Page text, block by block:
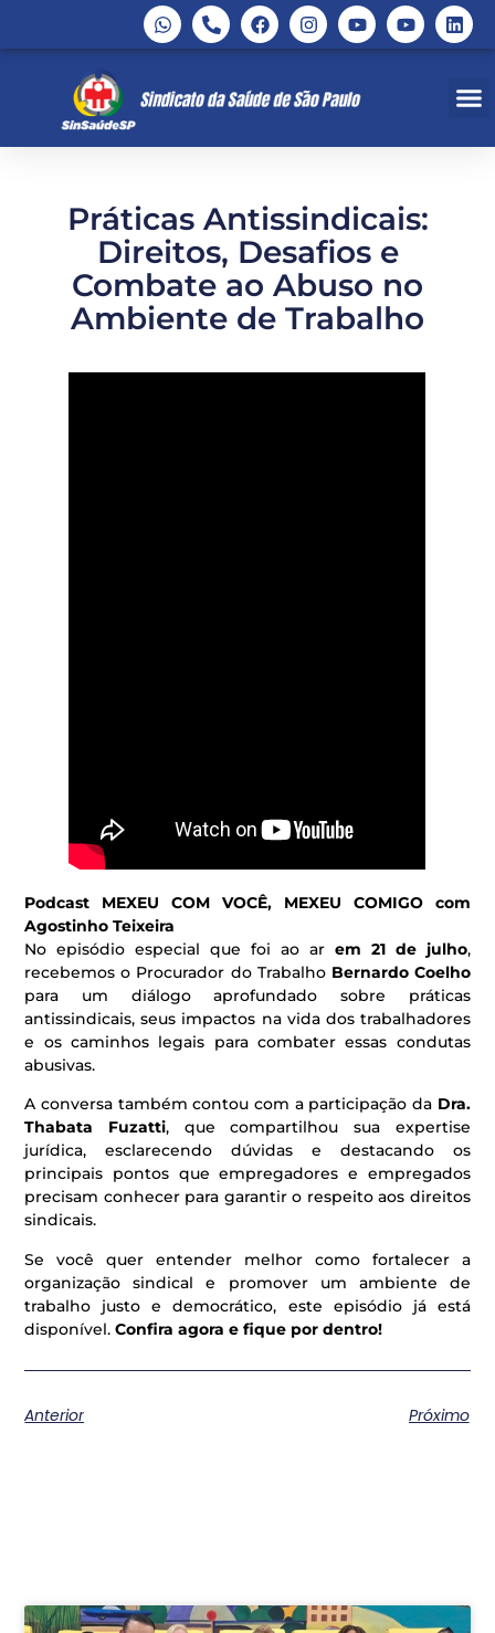
Práticas Antissindicais:
Direitos, Desafios e
Combate ao Abuso no
Ambiente de Trabalho
Podcast MEXEU COM VOCÊ, MEXEU COMIGO com
Agostinho Teixeira
No episódio especial que foi ao ar em 21 de julho,
recebemos o Procurador do Trabalho Bernardo Coelho
para um diálogo aprofundado sobre práticas
antissindicais, seus impactos na vida dos trabalhadores
e os caminhos legais para combater essas condutas
abusivas.
A conversa também contou com a participação da Dra.
Thabata Fuzatti, que compartilhou sua expertise
jurídica, esclarecendo dúvidas e destacando os
principais pontos que empregadores e empregados
precisam conhecer para garantir o respeito aos direitos
sindicais.
Se você quer entender melhor como fortalecer a
organização sindical e promover um ambiente de
trabalho justo e democrático, este episódio já está
disponível.Confira agora e fique por dentro!
Anterior Próximo